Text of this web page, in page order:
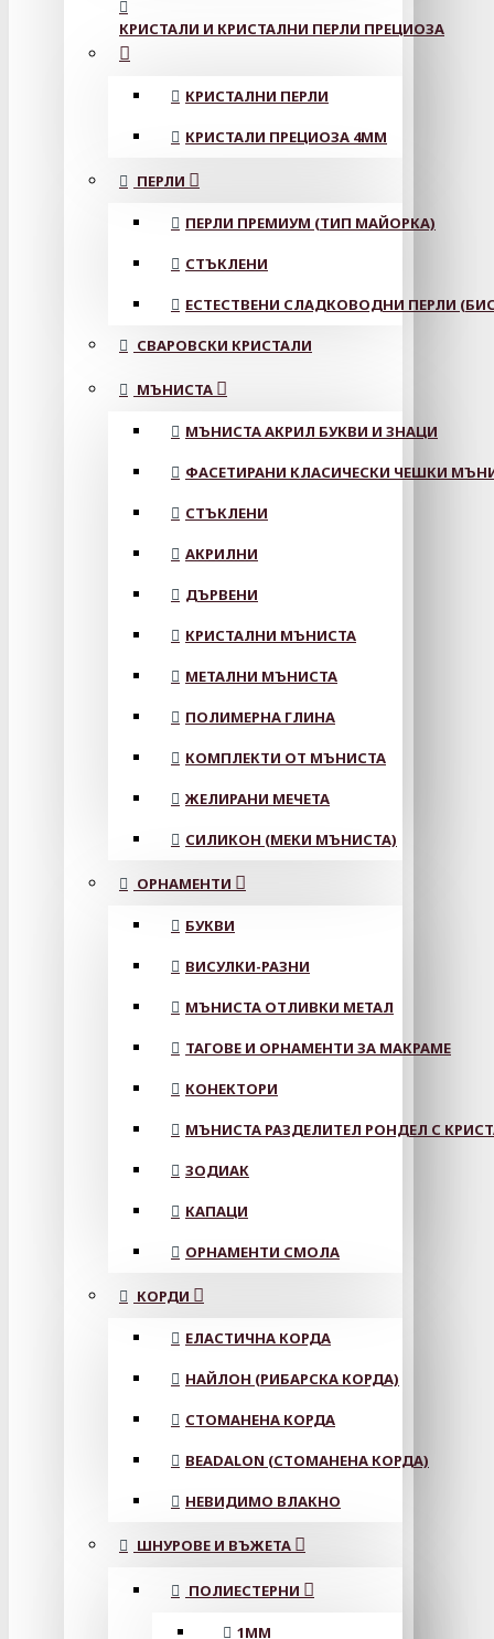
КРИСТАЛИ И КРИСТАЛНИ ПЕРЛИ ПРЕЦИОЗА
КРИСТАЛНИ ПЕРЛИ
КРИСТАЛИ ПРЕЦИОЗА 4ММ
ПЕРЛИ
ПЕРЛИ ПРЕМИУМ (ТИП МАЙОРКА)
СТЪКЛЕНИ
ЕСТЕСТВЕНИ СЛАДКОВОДНИ ПЕРЛИ
СВАРОВСКИ КРИСТАЛИ
МЪНИСТА
МЪНИСТА АКРИЛ БУКВИ И ЗНАЦИ
ФАСЕТИРАНИ КЛАСИЧЕСКИ ЧЕШКИ
СТЪКЛЕНИ
АКРИЛНИ
ДЪРВЕНИ
КРИСТАЛНИ МЪНИСТА
МЕТАЛНИ МЪНИСТА
ПОЛИМЕРНА ГЛИНА
КОМПЛЕКТИ ОТ МЪНИСТА
ЖЕЛИРАНИ МЕЧЕТА
СИЛИКОН (МЕКИ МЪНИСТА)
ОРНАМЕНТИ
БУКВИ
ВИСУЛКИ-РАЗНИ
МЪНИСТА ОТЛИВКИ МЕТАЛ
ТАГОВЕ И ОРНАМЕНТИ ЗА МАКРАМЕ
КОНЕКТОРИ
МЪНИСТА РАЗДЕЛИТЕЛ РОНДЕЛ С
ЗОДИАК
КАПАЦИ
ОРНАМЕНТИ СМОЛА
КОРДИ
ЕЛАСТИЧНА КОРДА
НАЙЛОН (РИБАРСКА КОРДА)
СТОМАНЕНА КОРДА
BEADALON (СТОМАНЕНА КОРДА)
НЕВИДИМО ВЛАКНО
ШНУРОВЕ И ВЪЖЕТА
ПОЛИЕСТЕРНИ
1ММ